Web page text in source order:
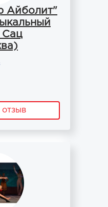
Айболит"
Сац
отзыв